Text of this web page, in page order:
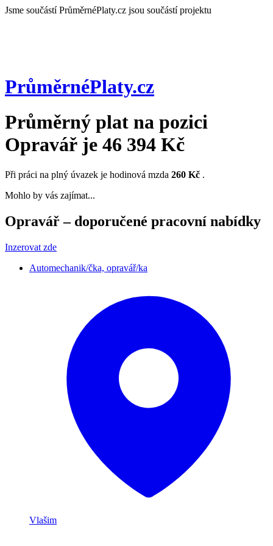
Jsme součástí PrůměrnéPlaty.cz jsou součástí projektu
PrůměrnéPlaty.cz
Průměrný plat na pozici
Opravář je 46 394 Kč
Při práci na plný úvazek je hodinová mzda 260 Kč .
Mohlo by vás zajímat...
Opravář – doporučené pracovní nabídky
Inzerovat zde
Automechanik/čka, opravář/ka
Vlašim